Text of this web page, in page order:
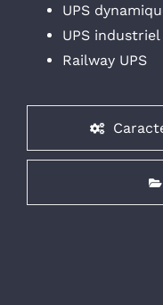
UPS
UPS industriel
Railway UPS